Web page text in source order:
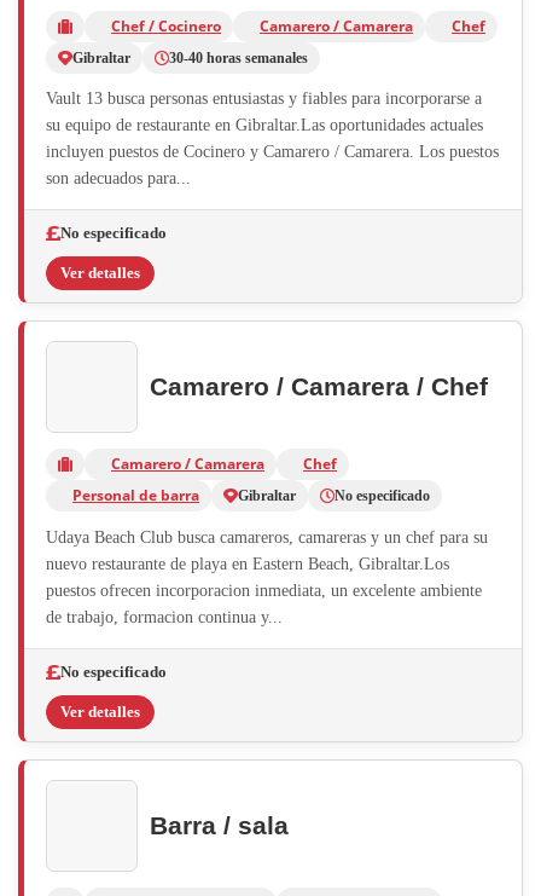
Chef / Cocinero Camarero / Camarera Chef
Gibraltar 30-40 horas semanales
Vault 13 busca personas entusiastas y fiables para incorporarse a
su equipo de restaurante en Gibraltar.Las oportunidades actuales
incluyen puestos de Cocinero y Camarero / Camarera. Los puestos
son adecuados para...
No especificado
Ver detalles
Camarero / Camarera / Chef
Camarero / Camarera
Chef
Personal de barra
Gibraltar No especificado
Udaya Beach Club busca camareros, camareras y un chef para su
nuevo restaurante de playa en Eastern Beach, Gibraltar.Los
puestos ofrecen incorporacion inmediata, un excelente ambiente
de trabajo, formacion continua y...
No especificado
Ver detalles
Barra / sala